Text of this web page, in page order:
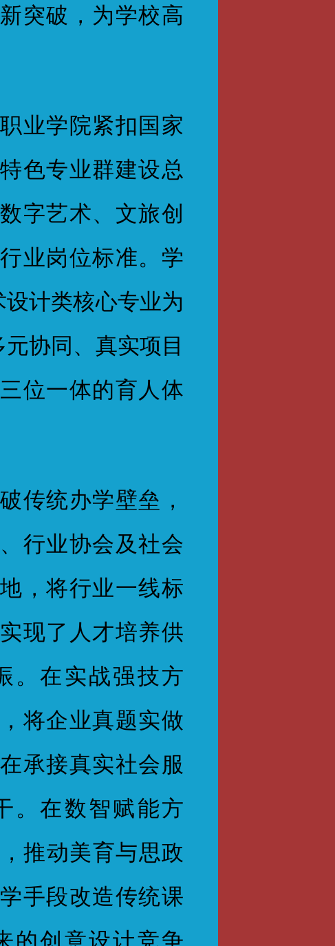
突破，为学校高
业学院紧扣国家
色专业群建设总
字艺术、文旅创
业岗位标准。学
计类核心专业为
协同、真实项目
位一体的育人体
统办学壁垒，
行业协会及社会
，将行业一线标
现了人才培养供
。在实战强技方
将企业真题实做
承接真实社会服
。在数智赋能方
推动美育与思政
手段改造传统课
的创意设计竞争